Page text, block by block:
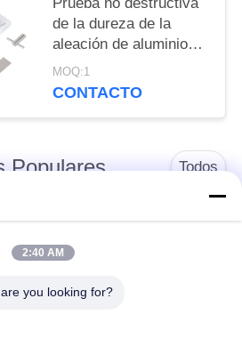
de la dureza de la
aleación de aluminio
rápida Webster
MOQ:1
CONTACTO
Populares Todos
Medidor de espesor
por ultrasonidos
2:40 AM
you looking for?